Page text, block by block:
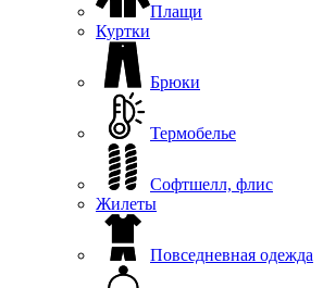
Плащи
Куртки
Брюки
Термобелье
Софтшелл, флис
Жилеты
Повседневная одежда